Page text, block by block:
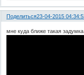
Поделиться23-04-2015
мне куда ближе такая